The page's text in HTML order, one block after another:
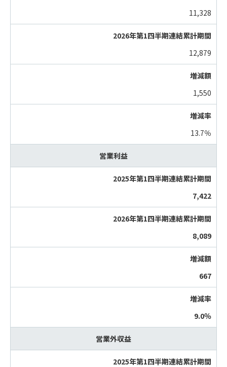
11,328
12,879
1,550
13.7％
営業利益
7,422
8,089
667
9.0％
営業外収益